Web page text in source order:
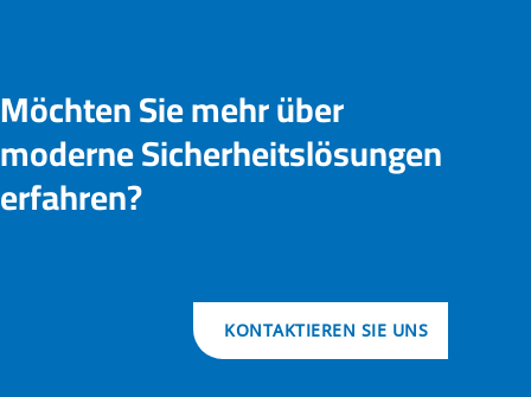
Möchten Sie mehr über
moderne Sicherheitslösungen
erfahren?
KONTAKTIEREN SIE UNS